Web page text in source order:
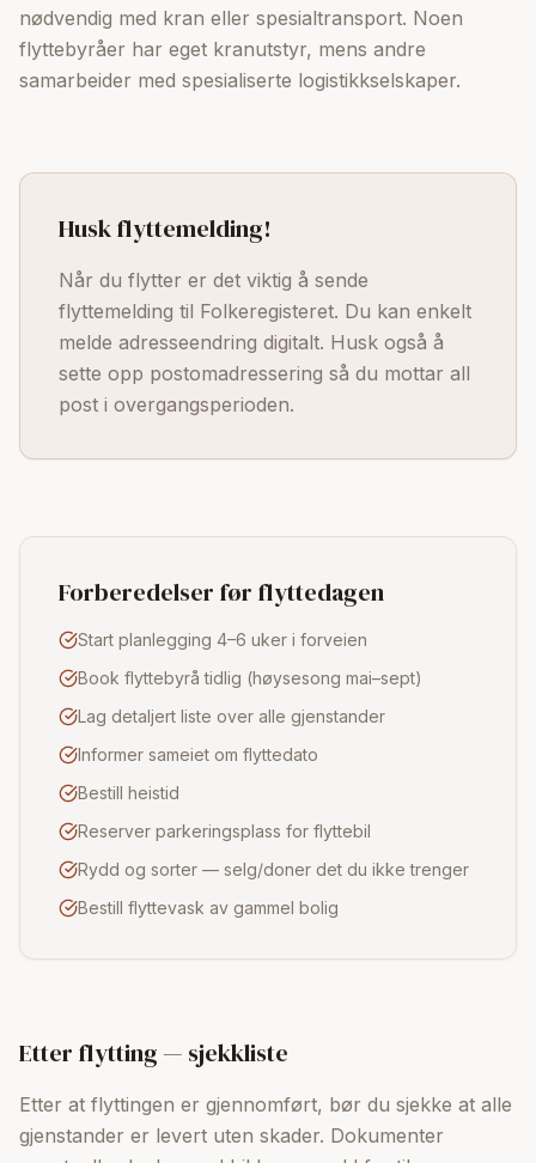
nødvendig med kran eller spesialtransport. Noen
flyttebyråer har eget kranutstyr, mens andre
samarbeider med spesialiserte logistikkselskaper.
Husk flyttemelding!
Når du flytter er det viktig å sende
flyttemelding til Folkeregisteret. Du kan enkelt
melde adresseendring digitalt. Husk også å
sette opp postomadressering så du mottar all
post i overgangsperioden.
Forberedelser før flyttedagen
Start planlegging 4–6 uker i forveien
Book flyttebyrå tidlig (høysesong mai–sept)
Lag detaljert liste over alle gjenstander
Informer sameiet om flyttedato
Bestill heistid
Reserver parkeringsplass for flyttebil
Rydd og sorter — selg/doner det du ikke trenger
Bestill flyttevask av gammel bolig
Etter flytting — sjekkliste
Etter at flyttingen er gjennomført, bør du sjekke at alle
gjenstander er levert uten skader. Dokumenter